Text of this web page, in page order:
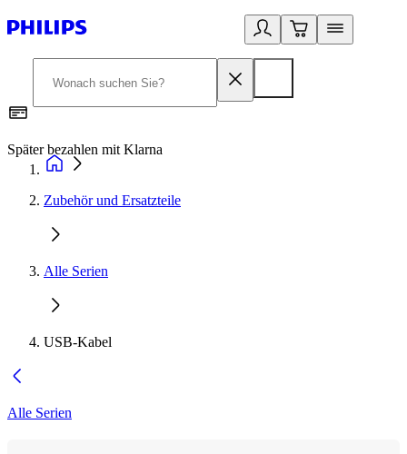
Später bezahlen mit Klarna
Zubehör und Ersatzteile
Alle Serien
USB-Kabel
Alle Serien